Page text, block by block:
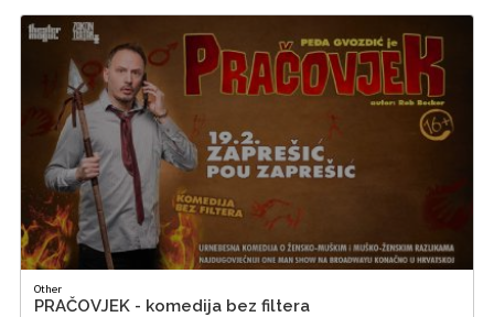
Other
PRAČOVJEK - komedija bez filtera